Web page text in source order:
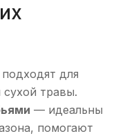
для
сухой травы.
— идеальны
помогают